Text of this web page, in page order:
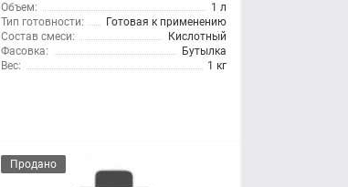
Объем:
1 л
Тип готовности:
Готовая к применению
Состав смеси:
Кислотный
Фасовка:
Бутылка
Вес:
1 кг
Продано